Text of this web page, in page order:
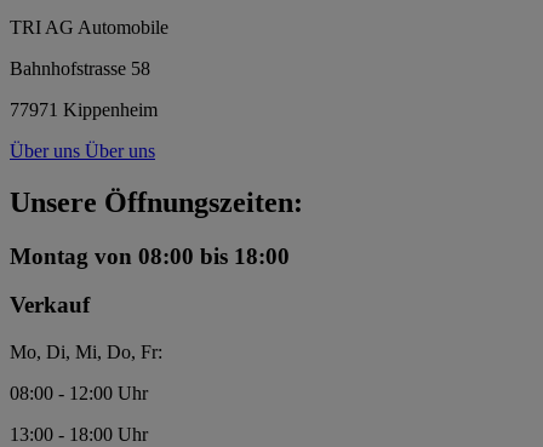
TRI AG Automobile
Bahnhofstrasse 58
77971 Kippenheim
Über uns Über uns
Unsere Öffnungszeiten:
Montag von 08:00 bis 18:00
Verkauf
Mo, Di, Mi, Do, Fr:
08:00 - 12:00 Uhr
13:00 - 18:00 Uhr